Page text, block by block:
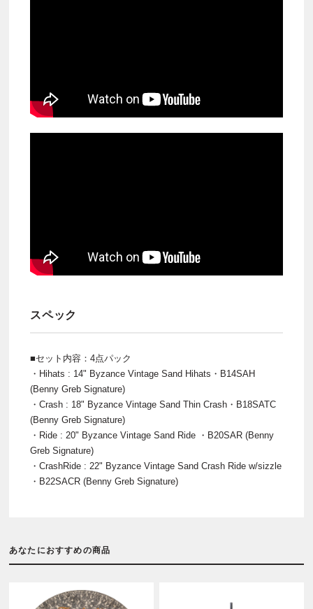
スペック
■セット内容：4点パック
・Hihats : 14" Byzance Vintage Sand Hihats・B14SAH
(Benny Greb Signature)
・Crash : 18" Byzance Vintage Sand Thin Crash・B18SATC
(Benny Greb Signature)
・Ride : 20" Byzance Vintage Sand Ride ・B20SAR (Benny
Greb Signature)
・CrashRide : 22" Byzance Vintage Sand Crash Ride w/sizzle
・B22SACR (Benny Greb Signature)
あなたにおすすめの商品